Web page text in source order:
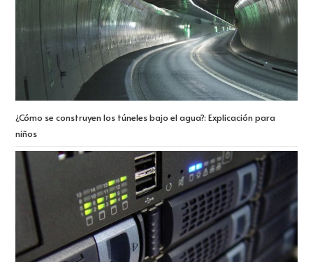
¿Cómo se construyen los túneles bajo el agua?: Explicación para
niños